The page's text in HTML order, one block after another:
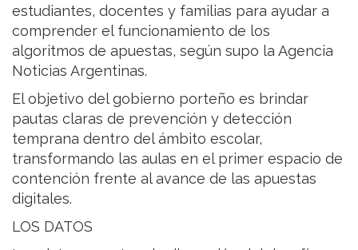
estudiantes, docentes y familias para ayudar a
comprender el funcionamiento de los
algoritmos de apuestas, según supo la Agencia
Noticias Argentinas.
El objetivo del gobierno porteño es brindar
pautas claras de prevención y detección
temprana dentro del ámbito escolar,
transformando las aulas en el primer espacio de
contención frente al avance de las apuestas
digitales.
LOS DATOS